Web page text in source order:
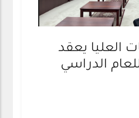
العليا يعقد
الدراسي